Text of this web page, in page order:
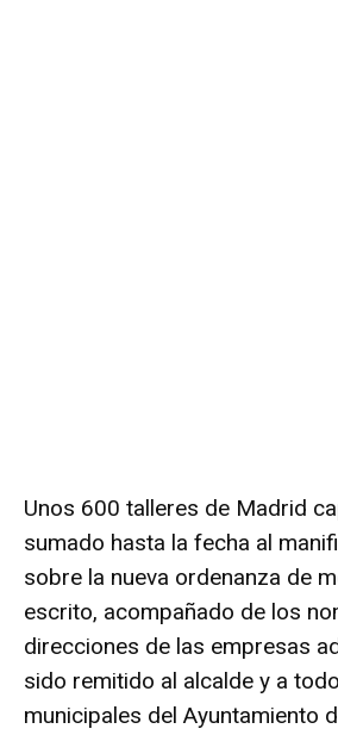
Unos 600 talleres de Madrid
sumado hasta la fecha al
sobre la nueva ordenanza de
escrito, acompañado de los
direcciones de las empresas
sido remitido al alcalde y a
municipales del Ayuntamiento